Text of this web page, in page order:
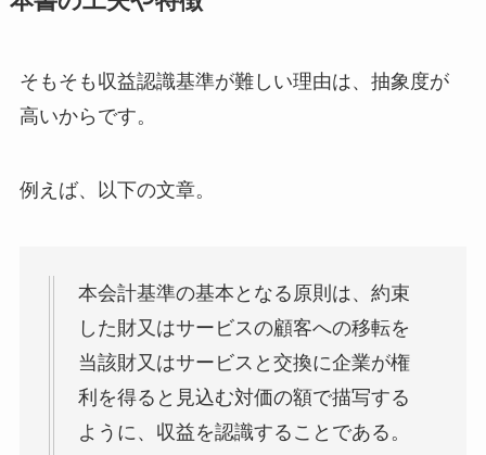
そもそも収益認識基準が難しい理由は、 抽象度が
高いから です。
例えば、以下の文章。
本会計基準の基本となる原則は、約束
した財又はサービスの顧客への移転を
当該財又はサービスと交換に企業が権
利を得ると見込む対価の額で描写する
ように、収益を認識することである。